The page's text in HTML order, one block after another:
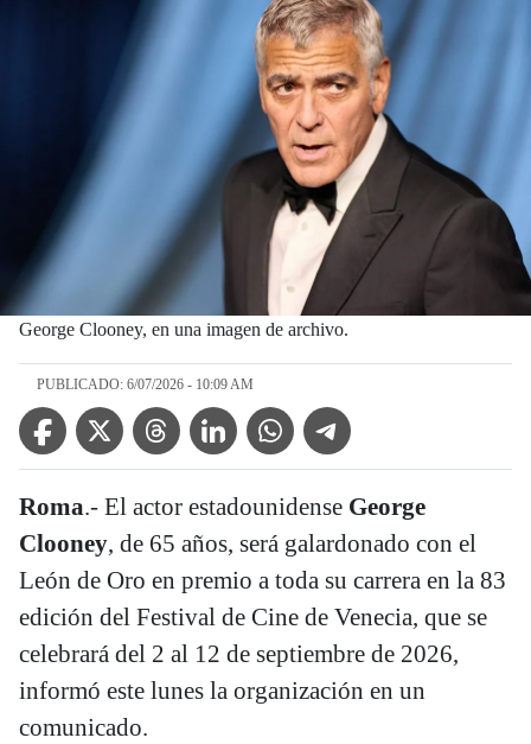
George Clooney, en una imagen de archivo.
PUBLICADO: 6/07/2026 - 10:09 AM
Facebook IconTwitter IconThreads IconLinkedin IconWhatsApp IconTelegram Icon
Roma.- El actor estadounidense George
Clooney, de 65 años, será galardonado con el
León de Oro en premio a toda su carrera en la 83
edición del Festival de Cine de Venecia, que se
celebrará del 2 al 12 de septiembre de 2026,
informó este lunes la organización en un
comunicado.